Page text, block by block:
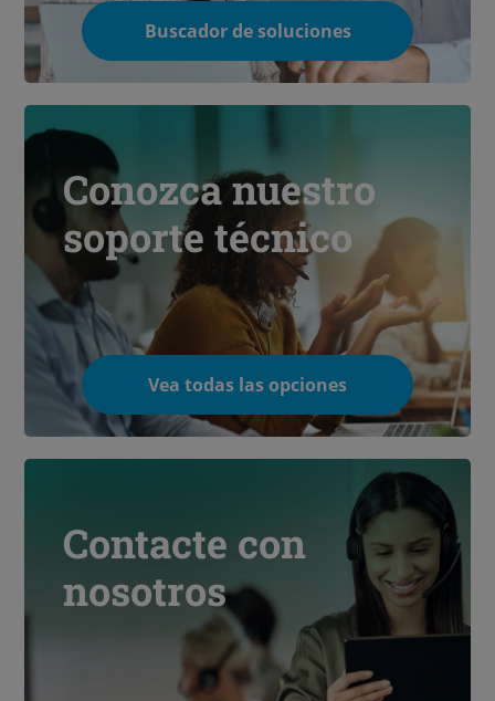
Buscador de soluciones
Conozca nuestro
soporte técnico
Vea todas las opciones
Contacte con
nosotros